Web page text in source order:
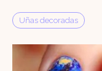
Uñas decoradas